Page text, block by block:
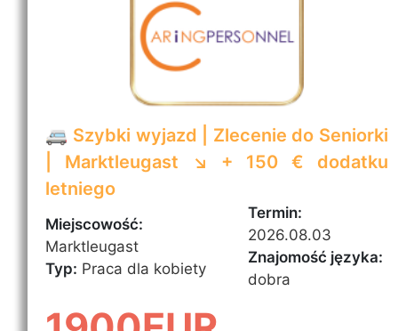
🚐 Szybki wyjazd | Zlecenie do Seniorki
| Marktleugast ↘️ + 150 € dodatku
letniego
Miejscowość:
Marktleugast
Typ: Praca dla kobiety
Termin:
2026.08.03
Znajomość języka:
dobra